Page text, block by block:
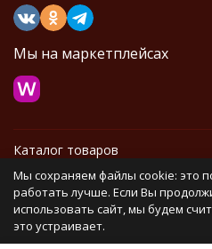
Мы на маркетплейсах
Каталог товаров
Информация
Политика персональных данных
Мы сохраняем файлы cookie: это
работать лучше. Если Вы
использовать сайт, мы будем
это устраивает.